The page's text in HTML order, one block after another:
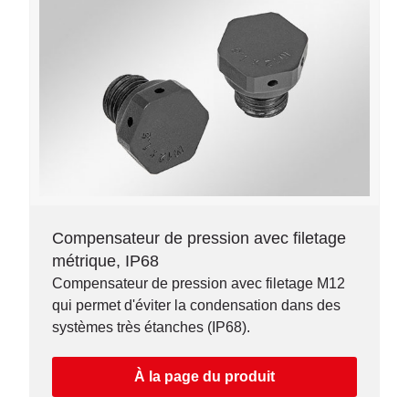
Compensateur de pression avec filetage
métrique, IP68
Compensateur de pression avec filetage M12
qui permet d'éviter la condensation dans des
systèmes très étanches (IP68).
À la page du produit